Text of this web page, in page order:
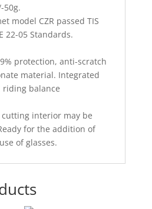
50g.
model CZR passed TIS
22-05 Standards.
protection, anti-scratch
material. Integrated
riding balance
cutting interior may be
for the addition of
of glasses.